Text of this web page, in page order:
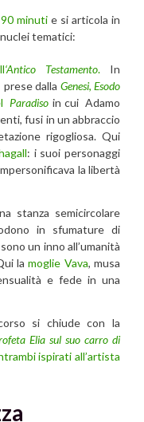
minuti e si articola in
tematici:
‘Antico Testamento.In
dalla Genesi, Esodo
Paradiso in cui Adamo
fusi in un abbraccio
rigogliosa. Qui
: i suoi personaggi
la libertà
stanza semicircolare
in sfumature di
un inno all’umanità
lamoglie Vava, musa
e fede in una
si chiude con la
Elia sul suo carro di
ispirati all’artista